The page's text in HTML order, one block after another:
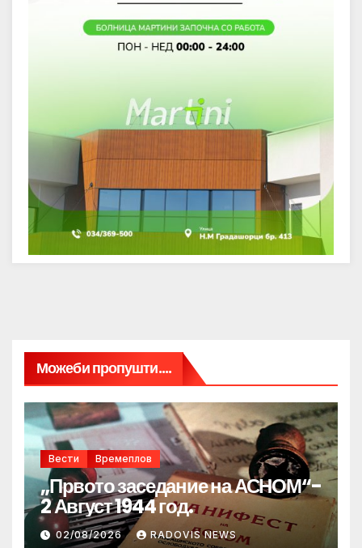
Можеби пропушти....
Вести Времеплов
„Првото заседание на АСНОМ“-
2 Август 1944 год.
02/08/2026 RADOVIS NEWS